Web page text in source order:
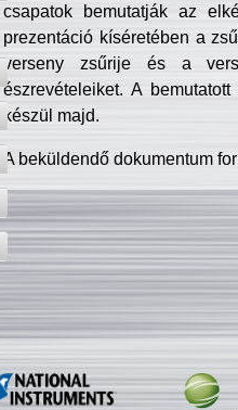
csapatok bemutatják az
prezentáció kíséretében a
verseny zsűrije és a
észrevételeiket. A
készül majd.
A beküldendő dokumentum